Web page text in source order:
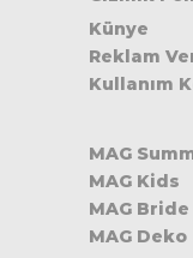
Künye
Reklam
Kullanım
MAG
MAG Kids
MAG Bride
MAG Deko